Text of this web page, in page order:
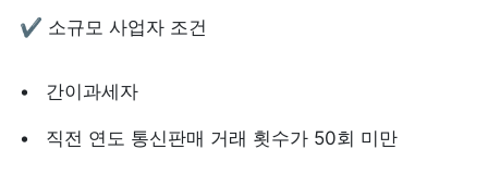
✔️ 소규모 사업자 조건
간이과세자
직전 연도 통신판매 거래 횟수가 50회 미만